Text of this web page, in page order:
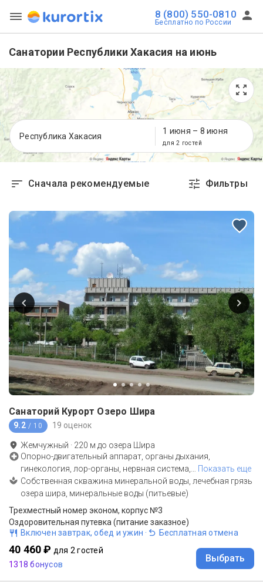
8 (800) 550-0810
Бесплатно по России
Санатории Республики Хакасия на июнь
Республика Хакасия
1 июня – 8 июня
для 2 гостей
Сначала рекомендуемые Фильтры
Санаторий Курорт Озеро Шира
9.2 / 10 19 оценок
Жемчужный · 220 м до озера Шира
Опорно-двигательный аппарат, органы дыхания,
гинекология, лор-органы, нервная система,
Показать еще
Собственная скважина минеральной воды, лечебная грязь
озера шира, минеральные воды (питьевые)
Трехместный номер эконом, корпус №3
Оздоровительная путевка (питание заказное)
Включен завтрак, обед и ужин · Бесплатная отмена
40 460 ₽ для 2 гостей
1318 бонусов
Выбрать